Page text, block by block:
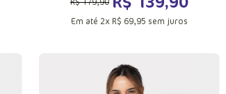
Em até 2xR$ 69,95 sem juros